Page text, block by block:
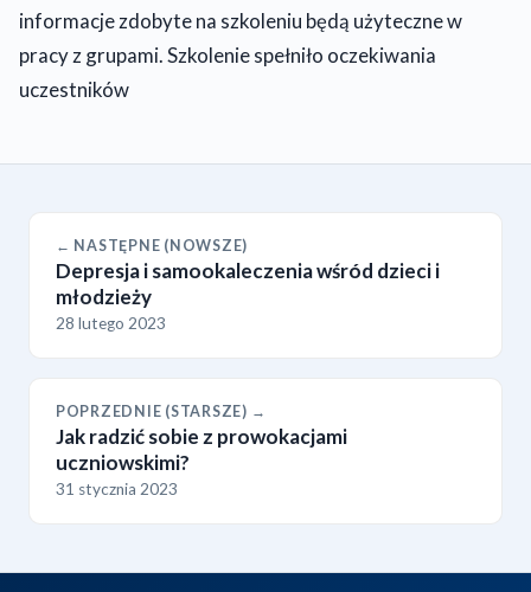
informacje zdobyte na szkoleniu będą użyteczne w
pracy z grupami. Szkolenie spełniło oczekiwania
uczestników
← NASTĘPNE (NOWSZE)
Depresja i samookaleczenia wśród dzieci i
młodzieży
28 lutego 2023
POPRZEDNIE (STARSZE) →
Jak radzić sobie z prowokacjami
uczniowskimi?
31 stycznia 2023